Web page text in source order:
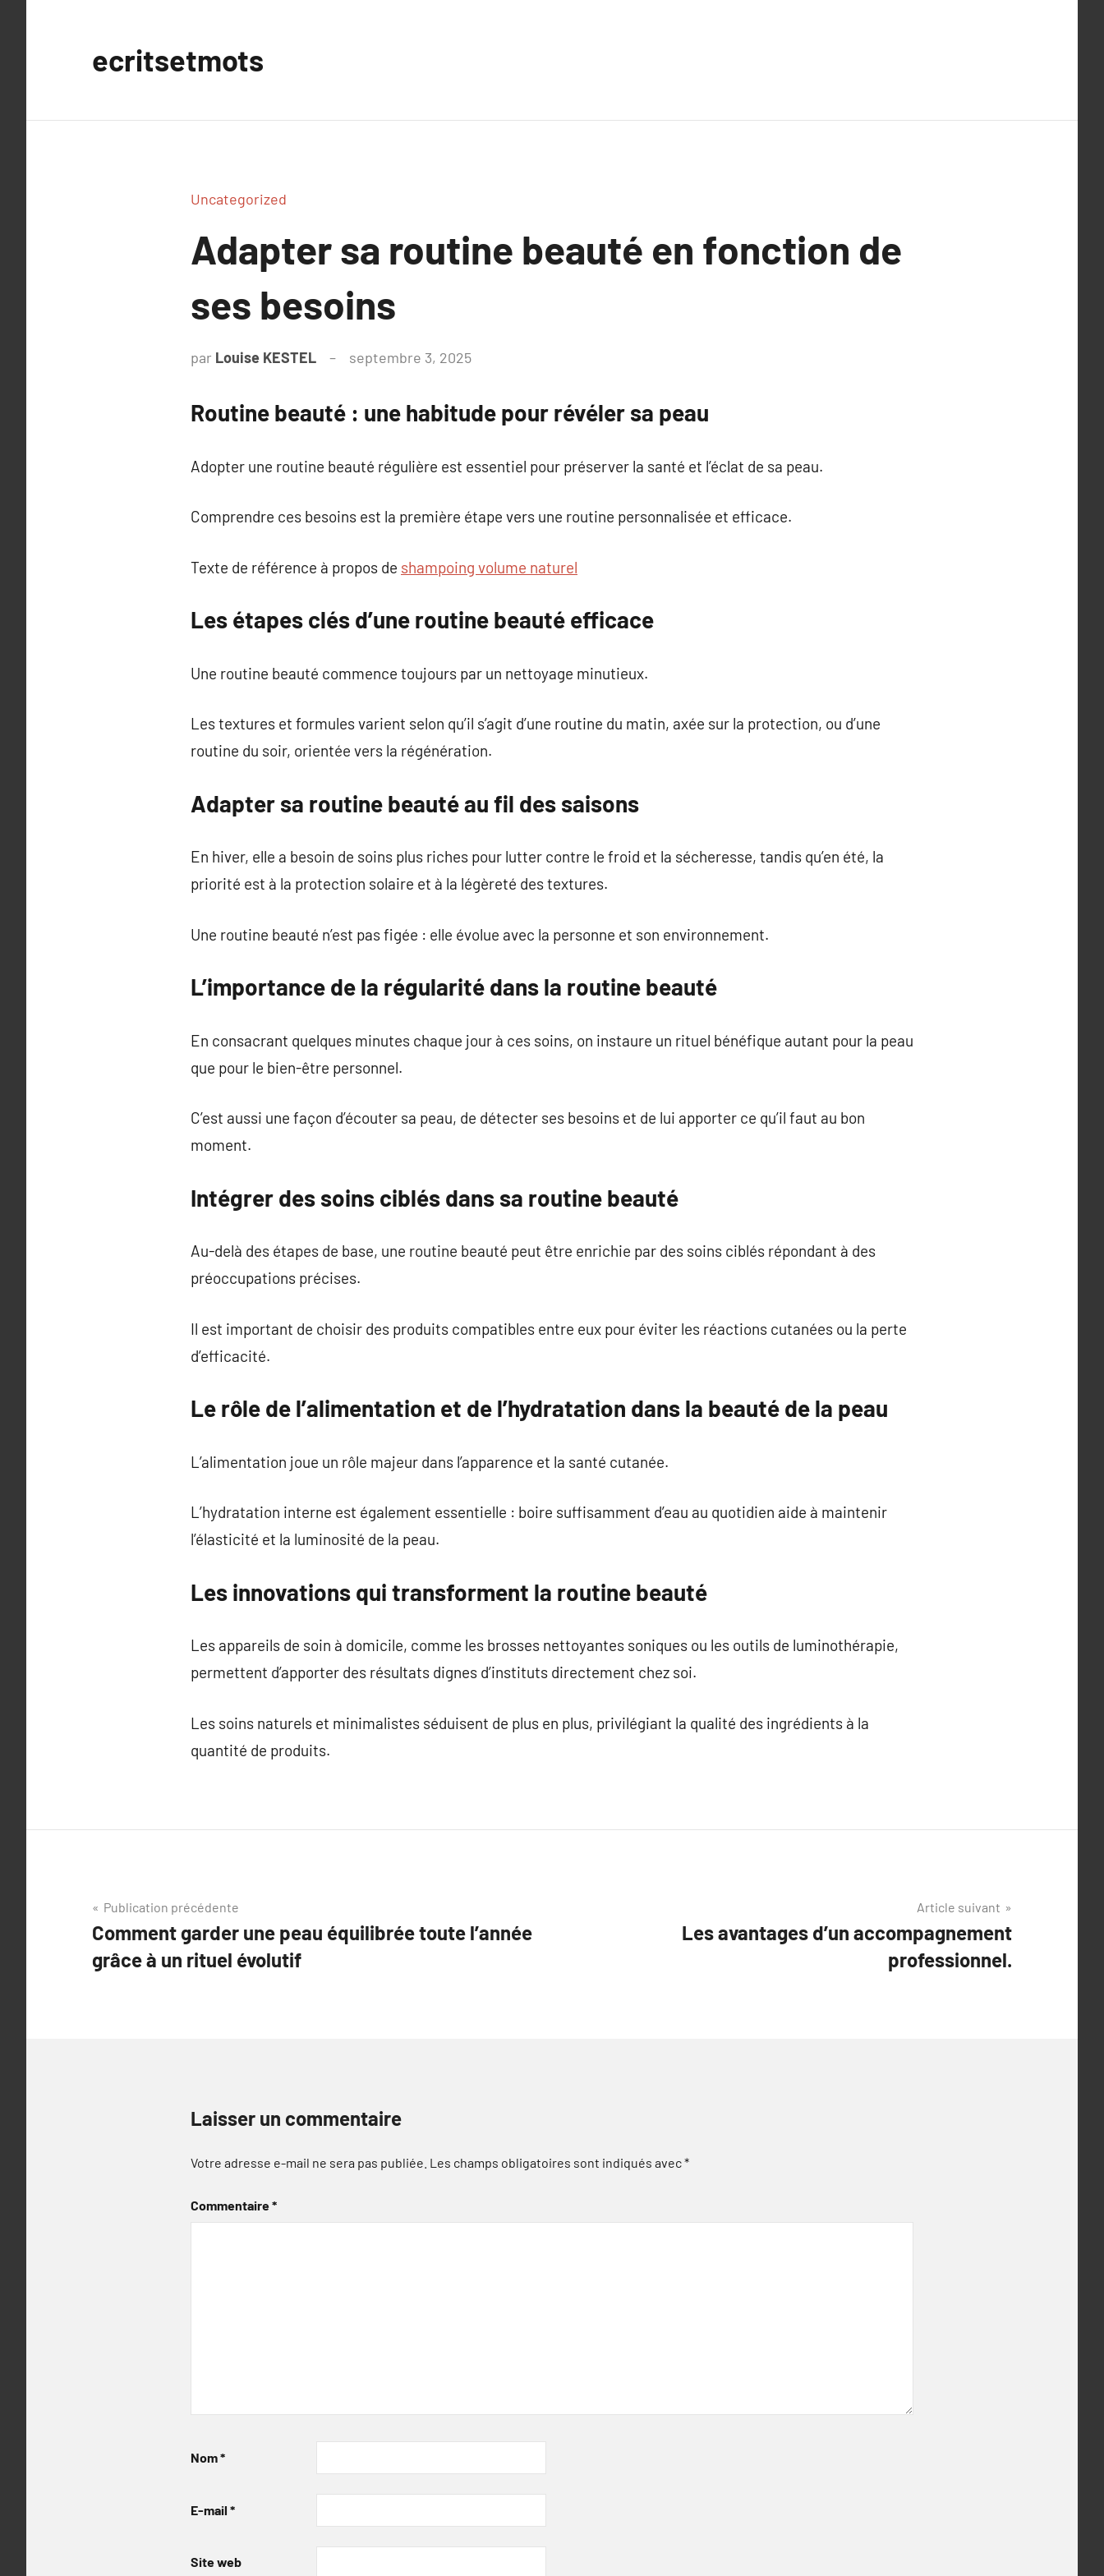
ecritsetmots
Uncategorized
Adapter sa routine beauté en fonction de
ses besoins
par Louise KESTEL septembre 3, 2025
Routine beauté : une habitude pour révéler sa peau
Adopter une routine beauté régulière est essentiel pour préserver la santé et l’éclat de sa peau.
Comprendre ces besoins est la première étape vers une routine personnalisée et efficace.
Texte de référence à propos de shampoing volume naturel
Les étapes clés d’une routine beauté efficace
Une routine beauté commence toujours par un nettoyage minutieux.
Les textures et formules varient selon qu’il s’agit d’une routine du matin, axée sur la protection, ou d’une
routine du soir, orientée vers la régénération.
Adapter sa routine beauté au fil des saisons
En hiver, elle a besoin de soins plus riches pour lutter contre le froid et la sécheresse, tandis qu’en été, la
priorité est à la protection solaire et à la légèreté des textures.
Une routine beauté n’est pas figée : elle évolue avec la personne et son environnement.
L’importance de la régularité dans la routine beauté
En consacrant quelques minutes chaque jour à ces soins, on instaure un rituel bénéfique autant pour la peau
que pour le bien-être personnel.
C’est aussi une façon d’écouter sa peau, de détecter ses besoins et de lui apporter ce qu’il faut au bon
moment.
Intégrer des soins ciblés dans sa routine beauté
Au-delà des étapes de base, une routine beauté peut être enrichie par des soins ciblés répondant à des
préoccupations précises.
Il est important de choisir des produits compatibles entre eux pour éviter les réactions cutanées ou la perte
d’efficacité.
Le rôle de l’alimentation et de l’hydratation dans la beauté de la peau
L’alimentation joue un rôle majeur dans l’apparence et la santé cutanée.
L’hydratation interne est également essentielle : boire suffisamment d’eau au quotidien aide à maintenir
l’élasticité et la luminosité de la peau.
Les innovations qui transforment la routine beauté
Les appareils de soin à domicile, comme les brosses nettoyantes soniques ou les outils de luminothérapie,
permettent d’apporter des résultats dignes d’instituts directement chez soi.
Les soins naturels et minimalistes séduisent de plus en plus, privilégiant la qualité des ingrédients à la
quantité de produits.
Navigation
de
l’article
Publication précédente
Comment garder une peau équilibrée toute l’année
grâce à un rituel évolutif
Article suivant
Les avantages d’un accompagnement
professionnel.
Laisser un commentaire
Votre adresse e-mail ne sera pas publiée. Les champs obligatoires sont indiqués avec*
Commentaire*
Nom*
E-mail *
Site web